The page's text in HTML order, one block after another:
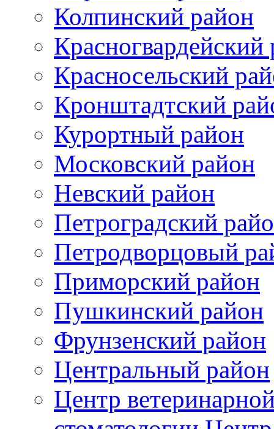
Колпинский район
Красногвардейский
Красносельский
Кронштадтский
Курортный район
Московский район
Невский район
Петроградский
Петродворцовый
Приморский район
Пушкинский район
Фрунзенский район
Цeнтральный район
Центр